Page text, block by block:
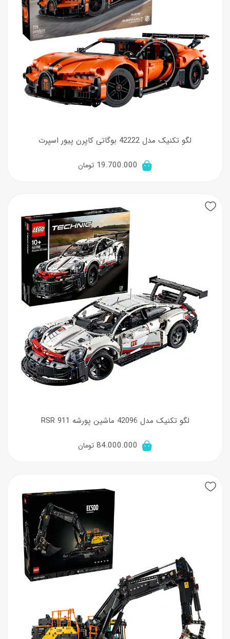
لگو تکنیک مدل 42222 بوگاتی کایِرن پیور اسپرت
19.700.000 تومان
لگو تکنیک مدل 42096 ماشین پورشه 911 RSR
84.000.000 تومان